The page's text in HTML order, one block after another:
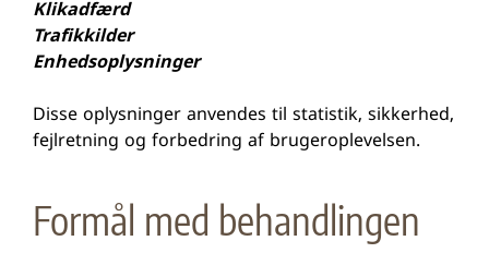
Klikadfærd
Trafikkilder
Enhedsoplysninger
Disse oplysninger anvendes til statistik, sikkerhed,
fejlretning og forbedring af brugeroplevelsen.
Formål med behandlingen